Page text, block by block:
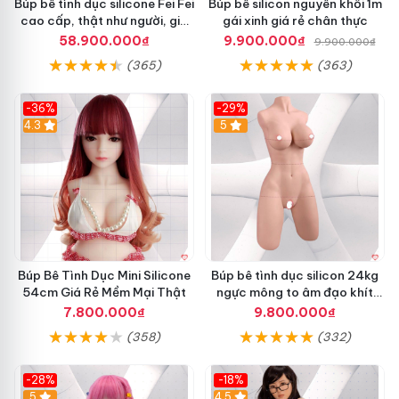
Hướng dẫn sử dụng Âm đạo mông giả nguyên
khối có rên theo nhịp
Búp bê tình dục silicone Fei Fei
cao cấp, thật như người, giá
tốt
58.900.000₫
(365)
Búp bê silicon nguyên khối 1m
gái xinh giá rẻ chân thực
9.900.000₫
9.900.000₫
(363)
-36%
4.3
Búp Bê Tình Dục Mini Silicone
54cm Giá Rẻ Mềm Mại Thật
7.800.000₫
(358)
-29%
5
Búp bê tình dục silicon 24kg
ngực mông to âm đạo khít
thật giá tốt
9.800.000₫
(332)
-28%
-18%